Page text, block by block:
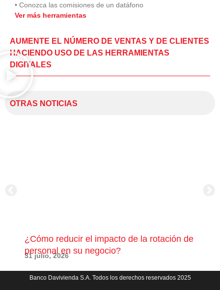
• Conozca las comisiones de un datáfono
Ver más herramientas
AUMENTE EL NÚMERO DE VENTAS Y DE CLIENTES
HACIENDO USO DE LAS HERRAMIENTAS
DIGITALES
OTRAS NOTICIAS
¿Cómo reducir el impacto de la rotación de
personal en su negocio?
31 julio, 2026
Banco Davivienda S.A. Todos los derechos reservados 2025